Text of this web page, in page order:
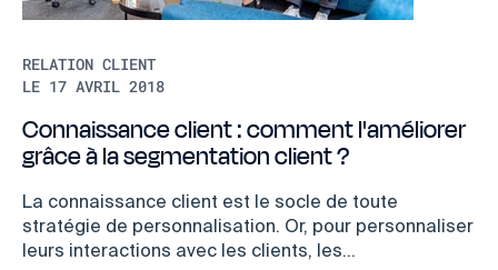
RELATION CLIENT
LE 17 AVRIL 2018
Connaissance client : comment l'améliorer
grâce à la segmentation client ?
La connaissance client est le socle de toute
stratégie de personnalisation. Or, pour personnaliser
leurs interactions avec les clients, les...